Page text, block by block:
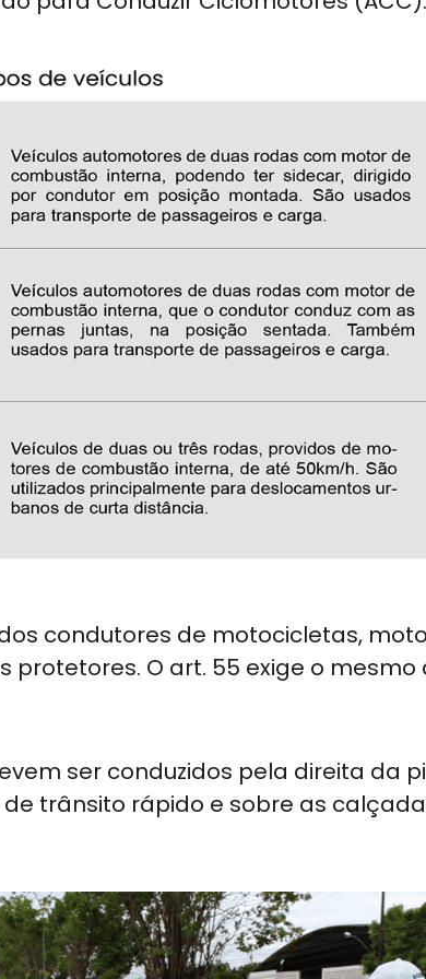
condutores de motocicletas,
O art. 55 exige o mesmo
ser conduzidos pela direita da
trânsito rápido e sobre as